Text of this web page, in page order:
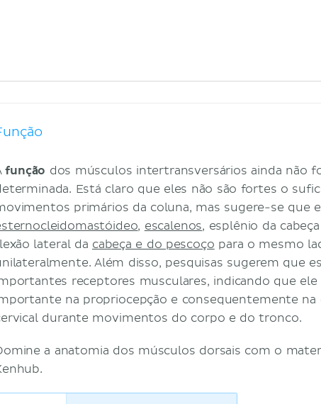
função dos músculos intertransversários ainda não
Está claro que eles não são fortes o
primários da coluna, mas sugere-se que
, escalenos, esplênio da
lateral da cabeça e do pescoço para o mesmo
Além disso, pesquisas sugerem que
receptores musculares, indicando que
na propriocepção e consequentemente na
durante movimentos do corpo e do tronco.
a anatomia dos músculos dorsais com o